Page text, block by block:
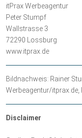
itPrax Werbeagentur
Peter Stumpf
Wallstrasse 3
72290 Lossburg
www.itprax.de
Bildnachweis: Rainer
Werbeagentur/itprax.de,
Disclaimer